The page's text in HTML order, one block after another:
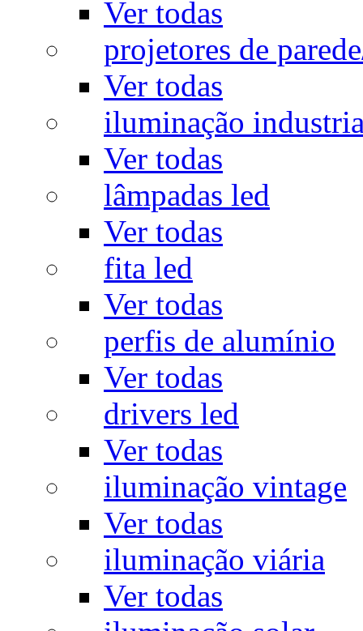
Ver todas
projetores de
Ver todas
iluminação
Ver todas
lâmpadas led
Ver todas
fita led
Ver todas
perfis de alumínio
Ver todas
drivers led
Ver todas
iluminação vintage
Ver todas
iluminação viária
Ver todas